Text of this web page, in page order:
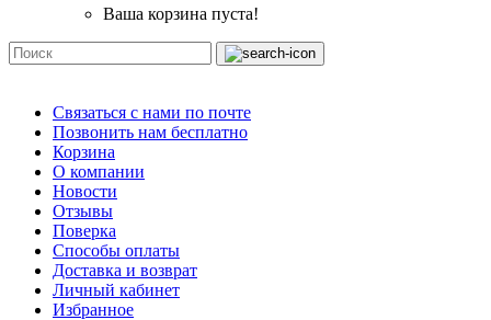
Ваша корзина пуста!
Связаться с нами по почте
Позвонить нам бесплатно
Корзина
О компании
Новости
Отзывы
Поверка
Способы оплаты
Доставка и возврат
Личный кабинет
Избранное